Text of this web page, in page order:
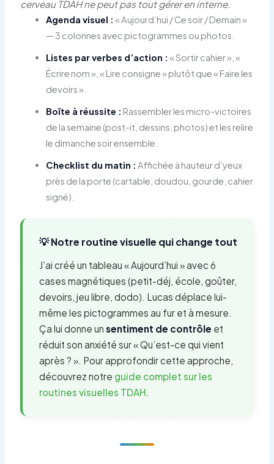
cerveau TDAH ne peut pas tout gérer en interne.
Agenda visuel : « Aujourd’hui / Ce soir / Demain »
— 3 colonnes avec pictogrammes ou photos.
Listes par verbes d’action : « Sortir cahier », «
Écrire nom », « Lire consigne » plutôt que « Faire les
devoirs ».
Boîte à réussite : Rassembler les micro-victoires
de la semaine (post-it, dessins, photos) et les relire
le dimanche soir ensemble.
Checklist du matin : Affichée à hauteur d’yeux
près de la porte (cartable, doudou, gourde, cahier
signé).
💡 Notre routine visuelle qui change tout
J’ai créé un tableau « Aujourd’hui » avec 6
cases magnétiques (petit-déj, école, goûter,
devoirs, jeu libre, dodo). Lucas déplace lui-
même les pictogrammes au fur et à mesure.
Ça lui donne un sentiment de contrôle et
réduit son anxiété sur « Qu’est-ce qui vient
après ? ». Pour approfondir cette approche,
découvrez notre guide complet sur les
routines visuelles TDAH